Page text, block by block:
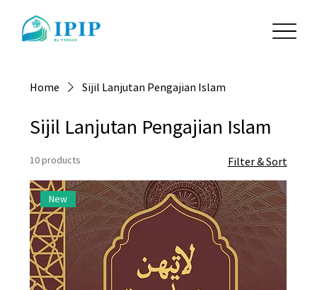
Home Sijil Lanjutan Pengajian Islam
Sijil Lanjutan Pengajian Islam
10 products Filter & Sort
New